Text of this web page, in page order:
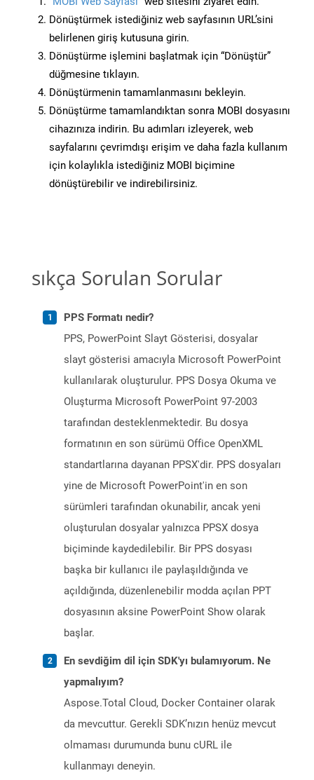
Dönüştürmek istediğiniz web sayfasının URL’sini
belirlenen giriş kutusuna girin.
Dönüştürme işlemini başlatmak için “Dönüştür”
düğmesine tıklayın.
Dönüştürmenin tamamlanmasını bekleyin.
Dönüştürme tamamlandıktan sonra MOBI dosyasını
cihazınıza indirin. Bu adımları izleyerek, web
sayfalarını çevrimdışı erişim ve daha fazla kullanım
için kolaylıkla istediğiniz MOBI biçimine
dönüştürebilir ve indirebilirsiniz.
sıkça Sorulan Sorular
PPS Formatı nedir?
PPS, PowerPoint Slayt Gösterisi, dosyalar
slayt gösterisi amacıyla Microsoft PowerPoint
kullanılarak oluşturulur. PPS Dosya Okuma ve
Oluşturma Microsoft PowerPoint 97-2003
tarafından desteklenmektedir. Bu dosya
formatının en son sürümü Office OpenXML
standartlarına dayanan PPSX'dir. PPS dosyaları
yine de Microsoft PowerPoint'in en son
sürümleri tarafından okunabilir, ancak yeni
oluşturulan dosyalar yalnızca PPSX dosya
biçiminde kaydedilebilir. Bir PPS dosyası
başka bir kullanıcı ile paylaşıldığında ve
açıldığında, düzenlenebilir modda açılan PPT
dosyasının aksine PowerPoint Show olarak
başlar.
En sevdiğim dil için SDK'yı bulamıyorum. Ne
yapmalıyım?
Aspose.Total Cloud, Docker Container olarak
da mevcuttur. Gerekli SDK’nızın henüz mevcut
olmaması durumunda bunu cURL ile
kullanmayı deneyin.